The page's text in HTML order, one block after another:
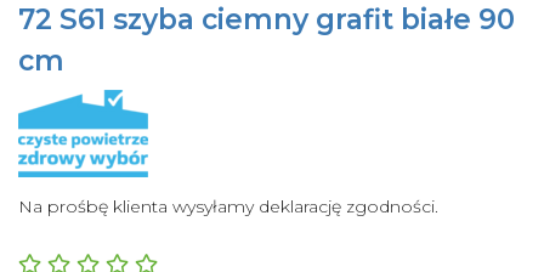
72 S61 szyba ciemny grafit białe 90
cm
Na prośbę klienta wysyłamy deklarację zgodności.